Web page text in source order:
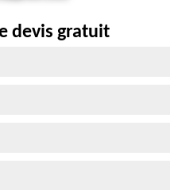
devis gratuit